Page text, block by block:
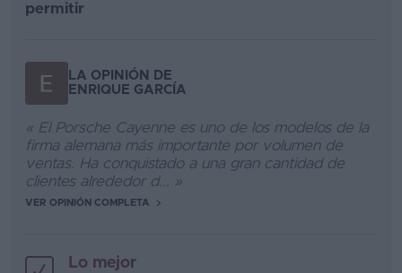
permitir
LA OPINIÓN DE
ENRIQUE GARCÍA
« El Porsche Cayenne es uno de los modelos de la
firma alemana más importante por volumen de
ventas. Ha conquistado a una gran cantidad de
clientes alrededor d... »
VER OPINIÓN COMPLETA
Lo mejor